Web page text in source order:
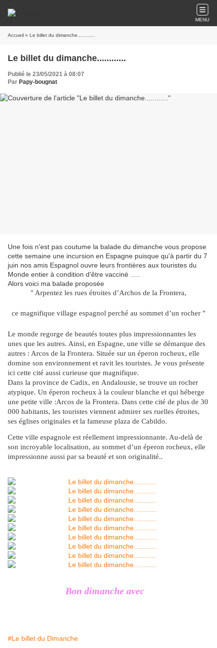
MENU
Accueil » Le billet du dimanche............
Le billet du dimanche............
Publié le 23/05/2021 à 08:07
Par Papy-bougnat
Une fois n'est pas coutume la balade du dimanche vous propose
cette semaine une incursion en Espagne puisque qu'à partir du 7
juin nos amis Espagnol ouvre leurs frontières aux touristes du
Monde entier à condition d'être vacciné .....
Alors voici ma balade proposée
" Arpentez les rues étroites d’Archos de la Frontera,
ce magnifique village espagnol perché au sommet d’un rocher "
Le monde regorge de beautés toutes plus impressionnantes les
unes que les autres. Ainsi, en Espagne, une ville se démarque des
autres : Arcos de la Frontera. Située sur un éperon rocheux, elle
domine son environnement et ravit les touristes. Je vous présente
ici cette cité aussi curieuse que magnifique.
Dans la province de Cadix, en Andalousie, se trouve un rocher
atypique. Un éperon rocheux à la couleur blanche et qui héberge
une petite ville :Arcos de la Frontera. Dans cette cité de plus de 30
000 habitants, les touristes viennent admirer ses ruelles étroites,
ses églises originales et la fameuse plaza de Cabildo.
Cette ville espagnole est réellement impressionnante. Au-delà de
son incroyable localisation, au sommet d’un éperon rocheux, elle
impressionne aussi par sa beauté et son originalité..
Bon dimanche avec
#Le billet du Dimanche